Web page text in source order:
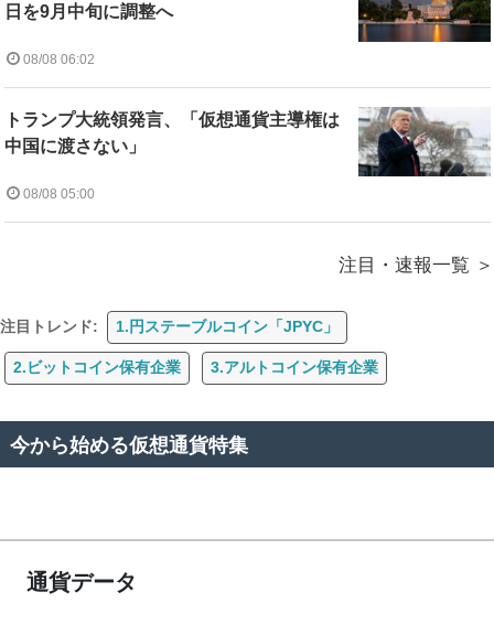
日を9月中旬に調整へ
08/08 06:02
トランプ大統領発言、「仮想通貨主導権は
中国に渡さない」
08/08 05:00
注目・速報一覧
注目トレンド: 1.円ステーブルコイン「JPYC」
2.ビットコイン保有企業 3.アルトコイン保有企業
今から始める仮想通貨特集
通貨データ